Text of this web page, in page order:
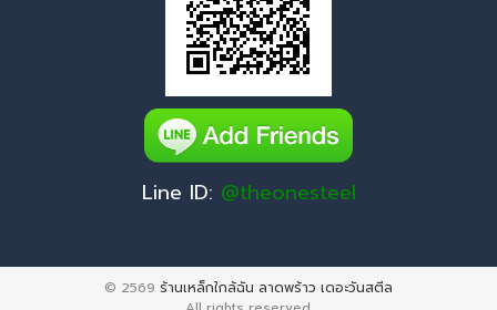
Line ID: @theonesteel
© 2569 ร้านเหล็กใกล้ฉัน ลาดพร้าว เดอะวันสตีล